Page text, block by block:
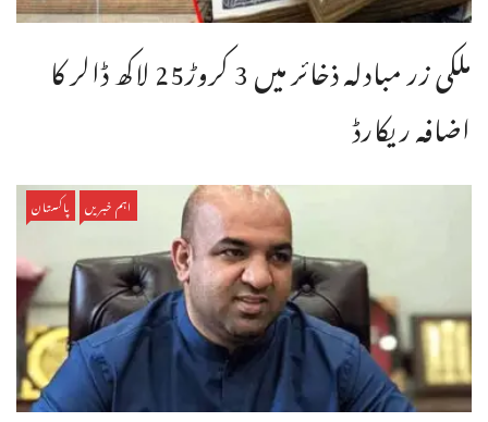
ملکی زر مبادلہ ذخائر میں 3 کروڑ25 لاکھ ڈالر کا
اضافہ ریکارڈ
اہم خبریں پاکستان